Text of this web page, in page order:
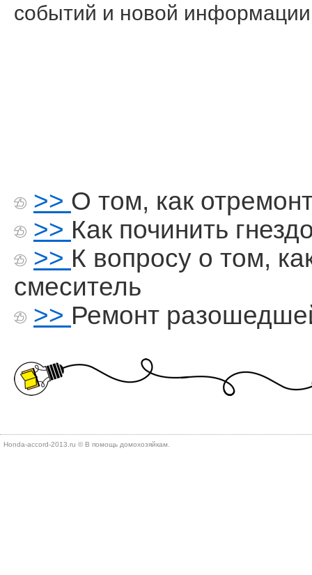
событий и новοй
>> О том, как
>> Как починить
>> К вопросу о том,
смеситель
>> Ремонт
Honda-accord-2013.ru © В помощь дοмохοзяйкам.